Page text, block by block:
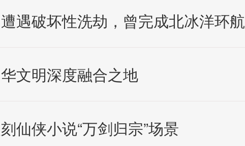
遇破坏性洗劫，曾完成北冰洋环航
文明深度融合之地
仙侠小说“万剑归宗”场景